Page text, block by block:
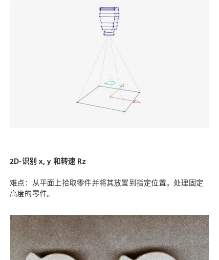
2D-识别 x, y 和转速 Rz
难点：从平面上拾取零件并将其放置到指定位置。处理固定
高度的零件。